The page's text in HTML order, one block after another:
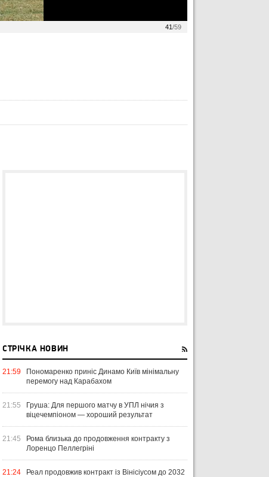
41/59
СТРІЧКА НОВИН
21:59
Пономаренко приніс Динамо Київ мінімальну
перемогу над Карабахом
21:55
Груша: Для першого матчу в УПЛ нічия з
віцечемпіоном — хороший результат
21:45
Рома близька до продовження контракту з
Лоренцо Пеллегріні
21:24
Реал продовжив контракт із Вінісіусом до 2032